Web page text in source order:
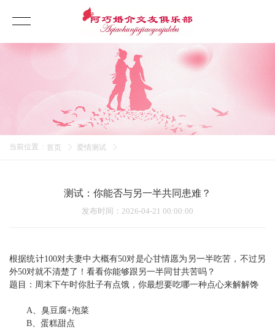
当前位置 : 首页 爱情测试
测试：你能否与另一半共同患难？
发布时间 ：2026-04-21 00:00:00
根据统计100对夫妻中大概有50对是心甘情愿为另一半吃苦，不过另
外50对就不清楚了！看看你能够跟另一半同甘共苦吗？
题目：周末下午时你肚子有点饿，你最想要吃哪一种点心来解解馋
A、臭豆腐+泡菜
B、蛋糕甜点